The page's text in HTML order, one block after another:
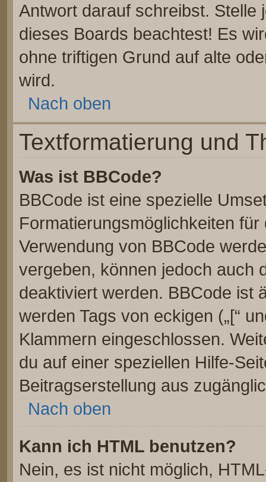
Antwort darauf schreibst. Stelle
dieses Boards beachtest! Es
ohne triftigen Grund auf alte
wird.
Nach oben
Textformatierung und
Was ist BBCode?
BBCode ist eine spezielle
Formatierungsmöglichkeiten
Verwendung von BBCode
vergeben, können jedoch auch
deaktiviert werden. BBCode ist
werden Tags von eckigen („[“
Klammern eingeschlossen.
du auf einer speziellen Hilfe-
Beitragserstellung aus
Nach oben
Kann ich HTML benutzen?
Nein, es ist nicht möglich,